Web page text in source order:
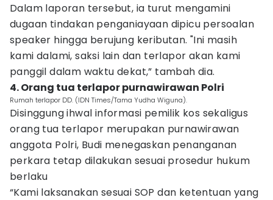
Dalam laporan tersebut, ia turut mengamini
dugaan tindakan penganiayaan dipicu persoalan
speaker hingga berujung keributan. "Ini masih
kami dalami, saksi lain dan terlapor akan kami
panggil dalam waktu dekat,” tambah dia.
4. Orang tua terlapor purnawirawan Polri
Rumah terlapor DD. (IDN Times/Tama Yudha Wiguna).
Disinggung ihwal informasi pemilik kos sekaligus
orang tua terlapor merupakan purnawirawan
anggota Polri, Budi menegaskan penanganan
perkara tetap dilakukan sesuai prosedur hukum
berlaku
“Kami laksanakan sesuai SOP dan ketentuan yang